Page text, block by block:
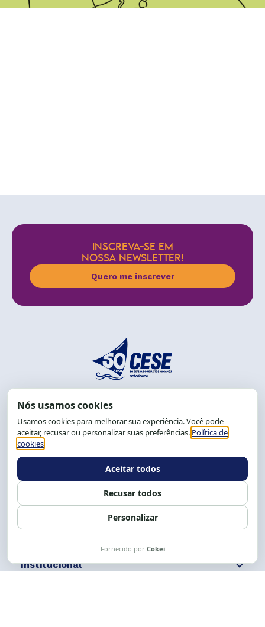
INSCREVA-SE EM
NOSSA NEWSLETTER!
Quero me inscrever
End.: R. da Graça, 150. Graça
CEP: 40.150-055
Salvador-BA, Brasil.
Tel.: (71) 2104-5457, Cel.: (71) 9 9239-2104 ou 2105
Expediente: 8h às 12h e 13 às 17h.
Siga nossas redes Fale conosco
Institucional